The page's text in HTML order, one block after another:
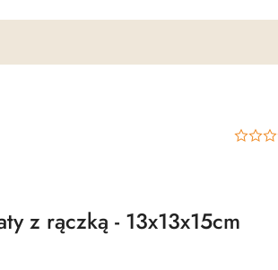
z rączką - 13x13x15cm